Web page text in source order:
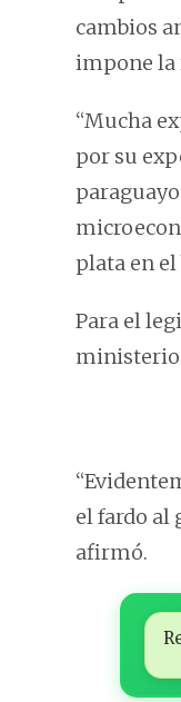
cambios
impone la
“Mucha
por su
plata en
Para el
el fardo al
afirmó.